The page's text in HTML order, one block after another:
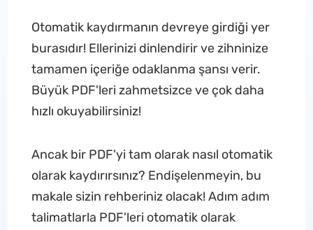
Otomatik kaydırmanın devreye girdiği yer
burasıdır! Ellerinizi dinlendirir ve zihninize
tamamen içeriğe odaklanma şansı verir.
Büyük PDF'leri zahmetsizce ve çok daha
hızlı okuyabilirsiniz!
Ancak bir PDF'yi tam olarak nasıl otomatik
olarak kaydırırsınız? Endişelenmeyin, bu
makale sizin rehberiniz olacak! Adım adım
talimatlarla PDF'leri otomatik olarak